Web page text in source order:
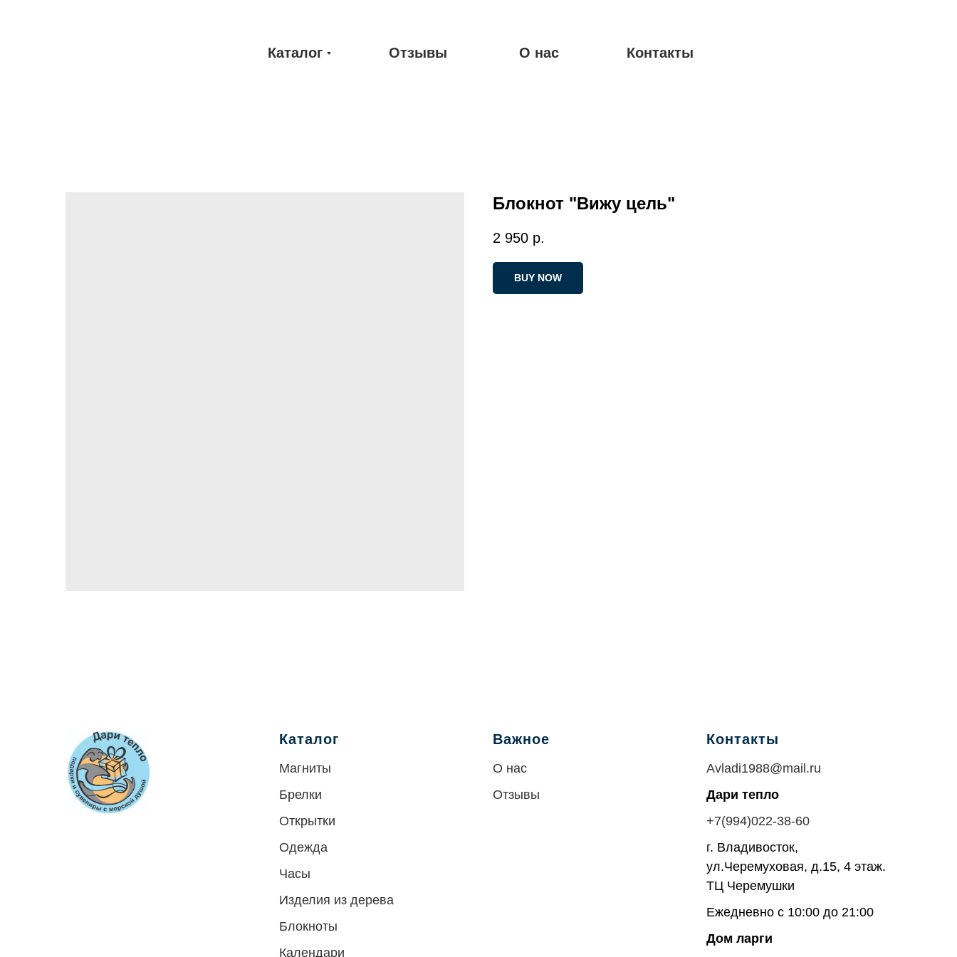
Каталог Отзывы О нас Контакты
Блокнот "Вижу цель"
2 950 р.
BUY NOW
Каталог
Магниты
Брелки
Открытки
Одежда
Часы
Изделия из дерева
Блокноты
Календари
Важное
О нас
Отзывы
Контакты
Avladi1988@mail.ru
Дари тепло
+7(994)022-38-60
г. Владивосток,
ул.Черемуховая, д.15, 4 этаж.
ТЦ Черемушки
Ежедневно с 10:00 до 21:00
Дом ларги